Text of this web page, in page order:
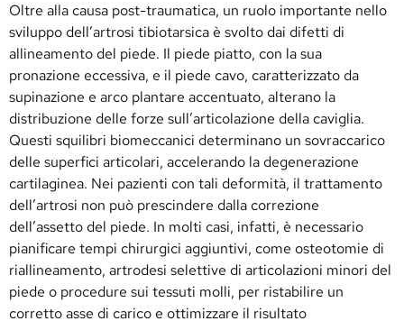
Oltre alla causa post-traumatica, un ruolo importante nello
sviluppo dell’artrosi tibiotarsica è svolto dai difetti di
allineamento del piede. Il piede piatto, con la sua
pronazione eccessiva, e il piede cavo, caratterizzato da
supinazione e arco plantare accentuato, alterano la
distribuzione delle forze sull’articolazione della caviglia.
Questi squilibri biomeccanici determinano un sovraccarico
delle superfici articolari, accelerando la degenerazione
cartilaginea. Nei pazienti con tali deformità, il trattamento
dell’artrosi non può prescindere dalla correzione
dell’assetto del piede. In molti casi, infatti, è necessario
pianificare tempi chirurgici aggiuntivi, come osteotomie di
riallineamento, artrodesi selettive di articolazioni minori del
piede o procedure sui tessuti molli, per ristabilire un
corretto asse di carico e ottimizzare il risultato